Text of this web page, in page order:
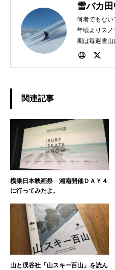
雪バカ田
何者でもな
年頃よりス
期は毎週雪山
1982年、東
関連記事
横乗日本映画祭 湘南開催ＤＡＹ４
に行ってみたよ。
山と渓谷社「山スキー百山」を読ん